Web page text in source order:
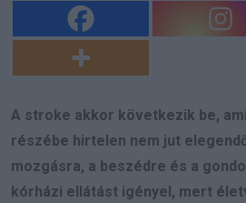
A stroke akkor következik be,
részébe hirtelen nem jut
mozgásra, a beszédre és a
kórházi ellátást igényel, mert